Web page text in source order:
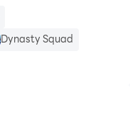
Dynasty Squad